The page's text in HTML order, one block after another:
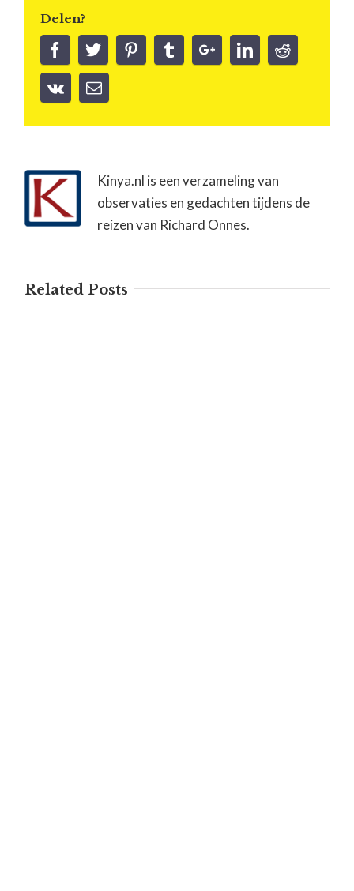
Delen?
Kinya.nl is een verzameling van
observaties en gedachten tijdens de
reizen van Richard Onnes.
Related Posts